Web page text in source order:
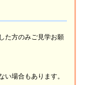
た方のみご見学お願
い場合もあります。